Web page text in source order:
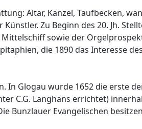
Altar, Kanzel, Taufbecken,
Zu Beginn des 20. Jh.
sowie der
die 1890 das Interesse
In Glogau wurde 1652 die erste
C.G. Langhans errichtet)
Bunzlauer Evangelischen